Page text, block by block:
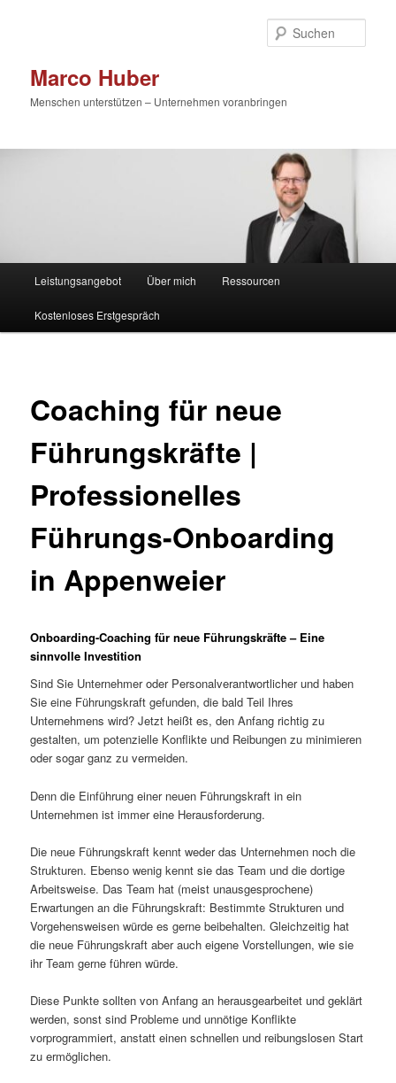
Marco Huber
Menschen unterstützen – Unternehmen voranbringen
Leistungsangebot Über mich Ressourcen
Kostenloses Erstgespräch
Coaching für neue
Führungskräfte |
Professionelles
Führungs-Onboarding
in Appenweier
Onboarding-Coaching für neue Führungskräfte – Eine
sinnvolle Investition
Sind Sie Unternehmer oder Personalverantwortlicher und haben
Sie eine Führungskraft gefunden, die bald Teil Ihres
Unternehmens wird? Jetzt heißt es, den Anfang richtig zu
gestalten, um potenzielle Konflikte und Reibungen zu minimieren
oder sogar ganz zu vermeiden.
Denn die Einführung einer neuen Führungskraft in ein
Unternehmen ist immer eine Herausforderung.
Die neue Führungskraft kennt weder das Unternehmen noch die
Strukturen. Ebenso wenig kennt sie das Team und die dortige
Arbeitsweise. Das Team hat (meist unausgesprochene)
Erwartungen an die Führungskraft: Bestimmte Strukturen und
Vorgehensweisen würde es gerne beibehalten. Gleichzeitig hat
die neue Führungskraft aber auch eigene Vorstellungen, wie sie
ihr Team gerne führen würde.
Diese Punkte sollten von Anfang an herausgearbeitet und geklärt
werden, sonst sind Probleme und unnötige Konflikte
vorprogrammiert, anstatt einen schnellen und reibungslosen Start
zu ermöglichen.